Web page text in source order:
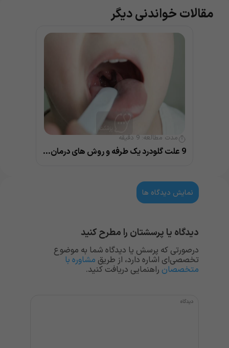
مقالات خواندنی دیگر
مدت مطالعه: 9 دقیقه
9 علت گلودرد یک طرفه و روش های درمان خانگی و پزشکی
نمایش دیدگاه ها
دیدگاه یا پرسشتان را مطرح کنید
درصورتی که پرسش یا دیدگاه شما به موضوع
تخصصی‌ای اشاره دارد، از طریق مشاوره با
متخصصان راهنمایی دریافت کنید.